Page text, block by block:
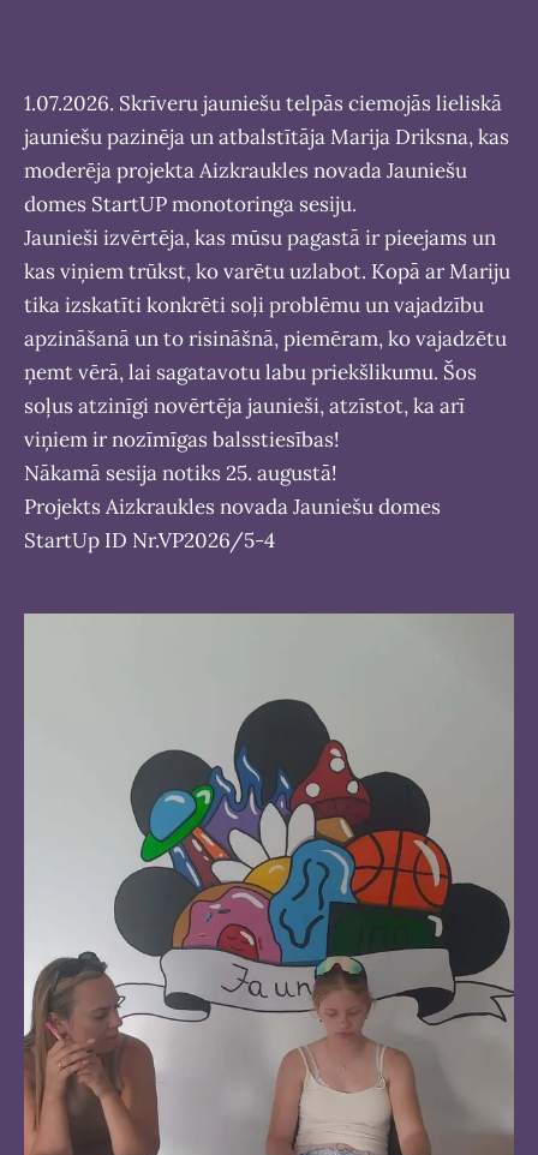
1.07.2026. Skrīveru jauniešu telpās ciemojās lieliskā
jauniešu pazinēja un atbalstītāja Marija Driksna, kas
moderēja projekta Aizkraukles novada Jauniešu
domes StartUP monotoringa sesiju.
Jaunieši izvērtēja, kas mūsu pagastā ir pieejams un
kas viņiem trūkst, ko varētu uzlabot. Kopā ar Mariju
tika izskatīti konkrēti soļi problēmu un vajadzību
apzināšanā un to risināšnā, piemēram, ko vajadzētu
ņemt vērā, lai sagatavotu labu priekšlikumu. Šos
soļus atzinīgi novērtēja jaunieši, atzīstot, ka arī
viņiem ir nozīmīgas balsstiesības!
Nākamā sesija notiks 25. augustā!
Projekts Aizkraukles novada Jauniešu domes
StartUp ID Nr.VP2026/5-4